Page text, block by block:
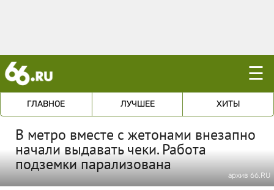
☰
ГЛАВНОЕ ЛУЧШЕЕ ХИТЫ
В метро вместе с жетонами внезапно
начали выдавать чеки. Работа
подземки парализована
архив 66.RU